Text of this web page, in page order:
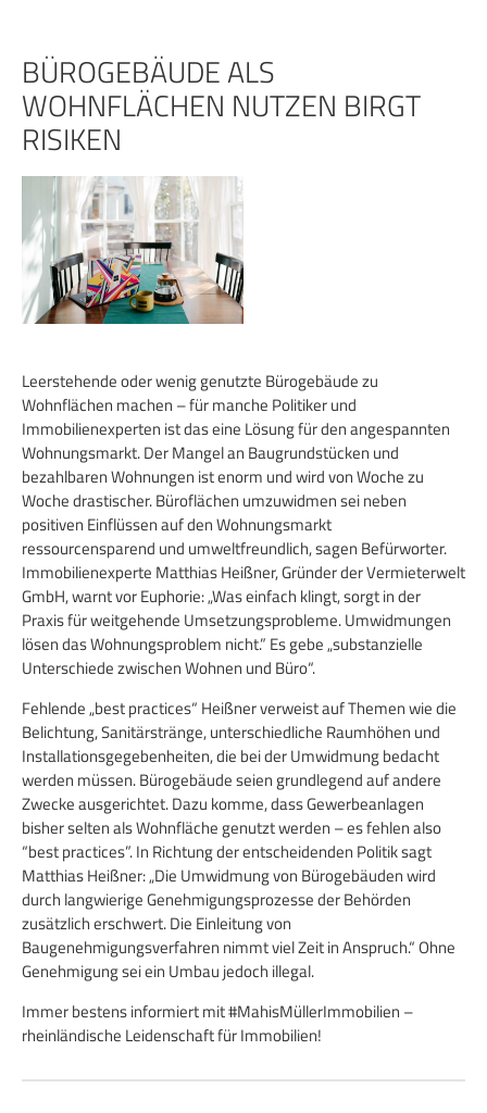
springen
BÜROGEBÄUDE ALS
WOHNFLÄCHEN NUTZEN BIRGT
RISIKEN
Leerstehende oder wenig genutzte Bürogebäude zu
Wohnflächen machen – für manche Politiker und
Immobilienexperten ist das eine Lösung für den angespannten
Wohnungsmarkt. Der Mangel an Baugrundstücken und
bezahlbaren Wohnungen ist enorm und wird von Woche zu
Woche drastischer. Büroflächen umzuwidmen sei neben
positiven Einflüssen auf den Wohnungsmarkt
ressourcensparend und umweltfreundlich, sagen Befürworter.
Immobilienexperte Matthias Heißner, Gründer der Vermieterwelt
GmbH, warnt vor Euphorie: „Was einfach klingt, sorgt in der
Praxis für weitgehende Umsetzungsprobleme. Umwidmungen
lösen das Wohnungsproblem nicht.” Es gebe „substanzielle
Unterschiede zwischen Wohnen und Büro“.
Fehlende „best practices“ Heißner verweist auf Themen wie die
Belichtung, Sanitärstränge, unterschiedliche Raumhöhen und
Installationsgegebenheiten, die bei der Umwidmung bedacht
werden müssen. Bürogebäude seien grundlegend auf andere
Zwecke ausgerichtet. Dazu komme, dass Gewerbeanlagen
bisher selten als Wohnfläche genutzt werden – es fehlen also
“best practices”. In Richtung der entscheidenden Politik sagt
Matthias Heißner: „Die Umwidmung von Bürogebäuden wird
durch langwierige Genehmigungsprozesse der Behörden
zusätzlich erschwert. Die Einleitung von
Baugenehmigungsverfahren nimmt viel Zeit in Anspruch.“ Ohne
Genehmigung sei ein Umbau jedoch illegal.
Immer bestens informiert mit #MahisMüllerImmobilien –
rheinländische Leidenschaft für Immobilien!